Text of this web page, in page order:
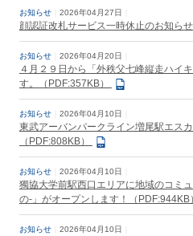
お知らせ 2026年04月27日
顔認証改札サービス一時休止のお知ら
お知らせ 2026年04月20日
４月２９日から「外秩父七峰縦走ハイ
す。（PDF:357KB）
お知らせ 2026年04月10日
東武アーバンパークライン増尾駅エス
（PDF:808KB）
お知らせ 2026年04月10日
獨協大学前駅西口エリアに地域のコミ
の-」がオープンします！（PDF:944KB
お知らせ 2026年04月10日